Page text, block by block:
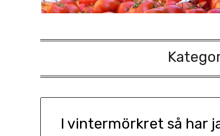
I vintermörkret så har